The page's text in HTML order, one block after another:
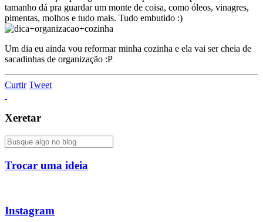
tamanho dá pra guardar um monte de coisa, como óleos, vinagres,
pimentas, molhos e tudo mais. Tudo embutido :)
Um dia eu ainda vou reformar minha cozinha e ela vai ser cheia de
sacadinhas de organização :P
Curtir Tweet
Xeretar
Trocar uma ideia
Instagram